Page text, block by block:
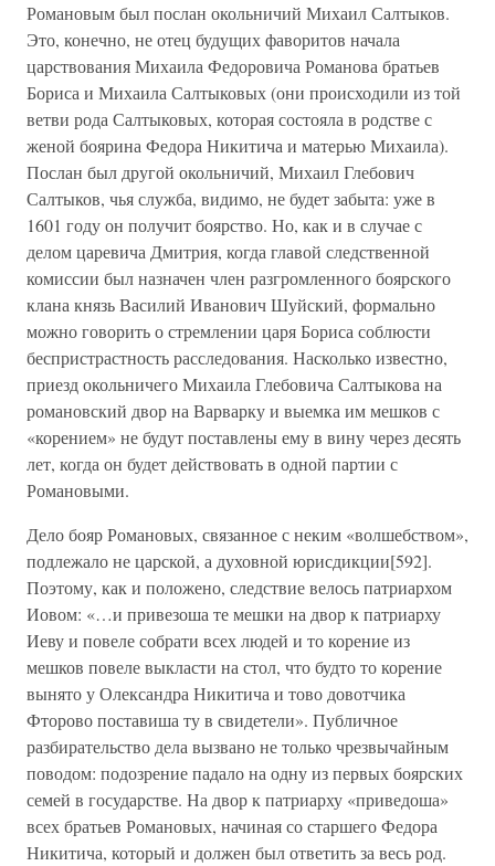
Романовым был послан окольничий Михаил Салтыков.
Это, конечно, не отец будущих фаворитов начала
царствования Михаила Федоровича Романова братьев
Бориса и Михаила Салтыковых (они происходили из той
ветви рода Салтыковых, которая состояла в родстве с
женой боярина Федора Никитича и матерью Михаила).
Послан был другой окольничий, Михаил Глебович
Салтыков, чья служба, видимо, не будет забыта: уже в
1601 году он получит боярство. Но, как и в случае с
делом царевича Дмитрия, когда главой следственной
комиссии был назначен член разгромленного боярского
клана князь Василий Иванович Шуйский, формально
можно говорить о стремлении царя Бориса соблюсти
беспристрастность расследования. Насколько известно,
приезд окольничего Михаила Глебовича Салтыкова на
романовский двор на Варварку и выемка им мешков с
«корением» не будут поставлены ему в вину через десять
лет, когда он будет действовать в одной партии с
Романовыми.
Дело бояр Романовых, связанное с неким «волшебством»,
подлежало не царской, а духовной юрисдикции[592].
Поэтому, как и положено, следствие велось патриархом
Иовом: «…и привезоша те мешки на двор к патриарху
Иеву и повеле собрати всех людей и то корение из
мешков повеле выкласти на стол, что будто то корение
вынято у Олександра Никитича и тово довотчика
Фторово поставиша ту в свидетели». Публичное
разбирательство дела вызвано не только чрезвычайным
поводом: подозрение падало на одну из первых боярских
семей в государстве. На двор к патриарху «приведоша»
всех братьев Романовых, начиная со старшего Федора
Никитича, который и должен был ответить за весь род.